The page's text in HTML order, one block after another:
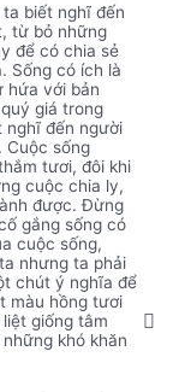
biết nghĩ đến
từ bỏ những
để có chia sẻ
Sống có ích là
hứa với bản
giá trong
nghĩ đến người
Cuộc sống
tươi, đôi khi
cuộc chia ly,
được. Đừng
gắng sống có
cuộc sống,
nhưng ta phải
chút ý nghĩa để
màu hồng tươi
giống tâm
khó khăn